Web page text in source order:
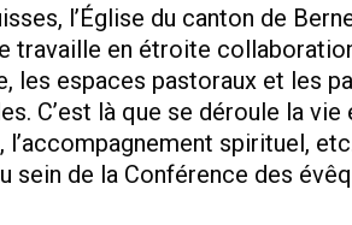
l’Église du canton de
travaille en étroite
les espaces pastoraux et les
C’est là que se déroule la
spirituel,
sein de la Conférence des